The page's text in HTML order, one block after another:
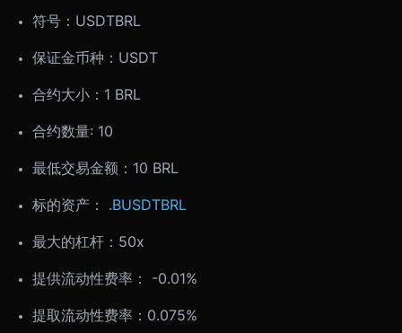
符号： USDTBRL
保证金币种：USDT
合约大小： 1 BRL
合约数量: 10
最低交易金额： 10 BRL
标的资产： .BUSDTBRL
最大的杠杆：50x
提供流动性费率： -0.01%
提取流动性费率：0.075%